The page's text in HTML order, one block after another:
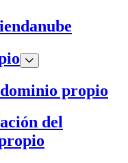
propio
del